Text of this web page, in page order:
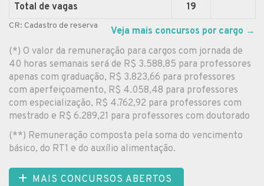
Total de vagas
19
CR: Cadastro de reserva Veja mais concursos por cargo →
(*) O valor da remuneração para cargos com jornada de
40 horas semanais será de R$ 3.588,85 para professores
apenas com graduação, R$ 3.823,66 para professores
com aperfeiçoamento, R$ 4.058,48 para professores
com especialização, R$ 4.762,92 para professores com
mestrado e R$ 6.289,21 para professores com doutorado
(**) Remuneração composta pela soma do vencimento
básico, do RT1 e do auxílio alimentação.
MAIS CONCURSOS ABERTOS